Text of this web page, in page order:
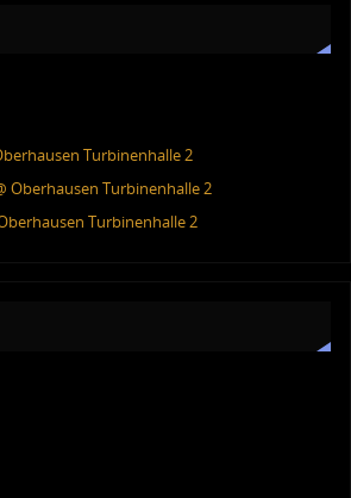
Turbinenhalle 2
Oberhausen Turbinenhalle 2
Turbinenhalle 2